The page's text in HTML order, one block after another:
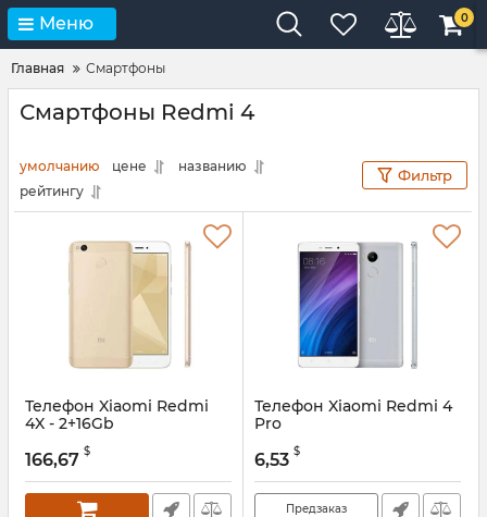
Меню 0
Главная Смартфоны
Смартфоны Redmi 4
умолчанию цене
названию
рейтингу
Фильтр
Телефон Xiaomi Redmi
4X - 2+16Gb
166,67 $
Телефон Xiaomi Redmi 4
Pro
6,53 $
Предзаказ